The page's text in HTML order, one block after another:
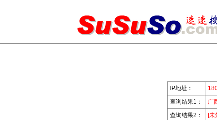
IP地址：
查询结果1：
广
查询结果2：
[未